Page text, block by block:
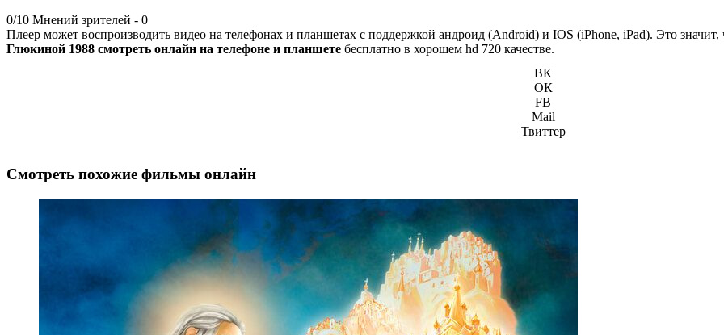
0/10 Мнений зрителей - 0
Плеер может воспроизводить видео на телефонах и планшетах с поддержкой андроид (Android) и IOS (iPhone, iPad). Это
Глюкиной 1988 смотреть онлайн на телефоне и планшете бесплатно в хорошем hd 720 качестве.
ВК
ОК
FB
Mail
Твиттер
Смотреть похожие фильмы онлайн